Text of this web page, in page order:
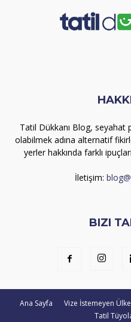
Tatil Dükkanı Blog, seyahat
olabilmek adına alternatif
yerler hakkında farklı
İletişim:
BIZI
Ana Sayfa Vize İstemeyen
Tatil